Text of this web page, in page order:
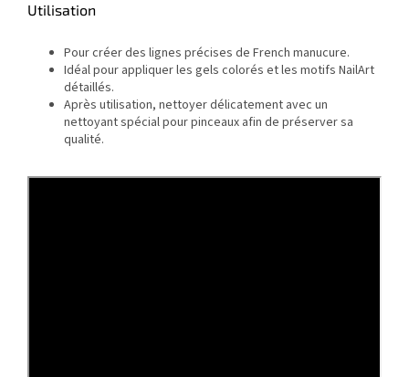
Utilisation
Pour créer des lignes précises de French manucure.
Idéal pour appliquer les gels colorés et les motifs NailArt
détaillés.
Après utilisation, nettoyer délicatement avec un
nettoyant spécial pour pinceaux afin de préserver sa
qualité.